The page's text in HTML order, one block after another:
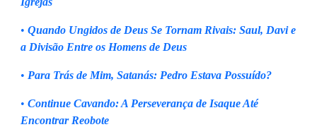
• Quando Ungidos de Deus Se Tornam Rivais: Saul, Davi e
a Divisão Entre os Homens de Deus
• Para Trás de Mim, Satanás: Pedro Estava Possuído?
• Continue Cavando: A Perseverança de Isaque Até
Encontrar Reobote